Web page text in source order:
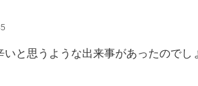
と思うような出来事があったのでし